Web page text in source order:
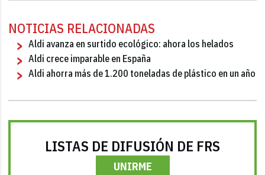
NOTICIAS RELACIONADAS
Aldi avanza en surtido ecológico: ahora los helados
Aldi crece imparable en España
Aldi ahorra más de 1.200 toneladas de plástico en un año
LISTAS DE DIFUSIÓN DE FRS
UNIRME